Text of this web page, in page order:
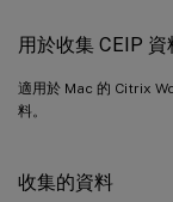
用於收集 CEIP
適用於 Mac 的 Citrix
料。
收集的資料